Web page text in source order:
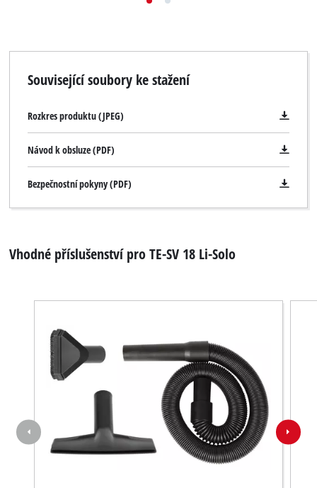
Související soubory ke stažení
Rozkres produktu (JPEG)
Návod k obsluze (PDF)
Bezpečnostní pokyny (PDF)
Vhodné příslušenství pro TE-SV 18 Li-Solo